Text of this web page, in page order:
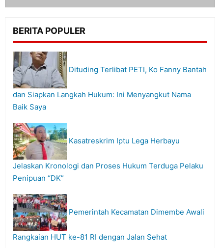
BERITA POPULER
Dituding Terlibat PETI, Ko Fanny Bantah
dan Siapkan Langkah Hukum: Ini Menyangkut Nama
Baik Saya
Kasatreskrim Iptu Lega Herbayu
Jelaskan Kronologi dan Proses Hukum Terduga Pelaku
Penipuan “DK”
Pemerintah Kecamatan Dimembe Awali
Rangkaian HUT ke-81 RI dengan Jalan Sehat